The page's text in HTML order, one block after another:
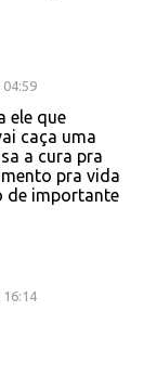
04:59
ele que
caça uma
a cura pra
pra vida
de importante
16:14